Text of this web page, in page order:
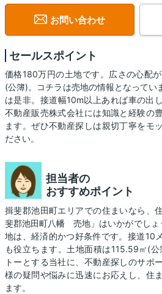
お問い合わせ
セールスポイント
価格180万円の土地です。広さの心配
(公簿)。コチラは売地の情報となってい
は是非。接道幅10m以上あれば車の出
不動産販売株式会社には知識と経験の
ます。ぜひ不動産探しは親切丁寧をモ
ださい。
担当者の
おすすめポイント
揖斐郡池田町エリアでの住まいなら、
斐郡池田町八幡 売地」はいかがでしょ
地は、経済的かつ好条件です。接道10
も役立ちます。土地面積は115.59㎡(
トーとする当社に、不動産探しのサポ
様の疑問や悩みに迅速にお応えし、住
ます。